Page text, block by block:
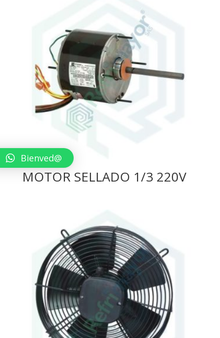
MOTOR SELLADO 1/3 220V
Bienved@